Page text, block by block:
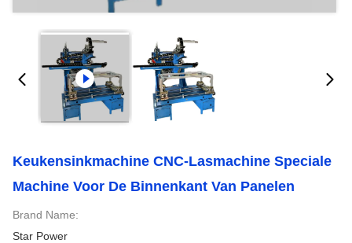
Keukensinkmachine CNC-Lasmachine Speciale
Machine Voor De Binnenkant Van Panelen
Brand Name:
Star Power